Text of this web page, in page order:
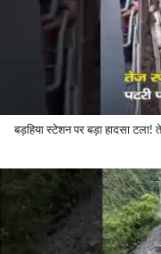
बड़हिया स्टेशन पर बड़ा हादसा